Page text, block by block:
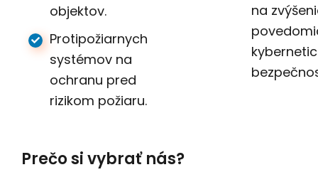
objektov.
Protipožiarnych
systémov na
ochranu pred
rizikom požiaru.
na
Prečo si vybrať nás?